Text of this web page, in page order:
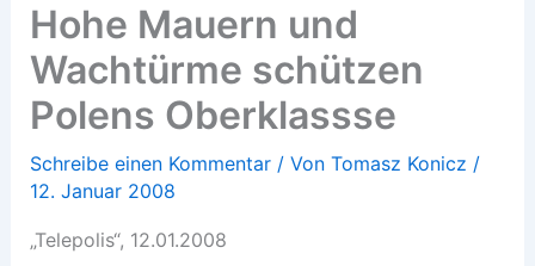
Hohe Mauern und
Wachtürme schützen
Polens Oberklassse
Schreibe einen Kommentar / Von Tomasz Konicz /
12. Januar 2008
„Telepolis“, 12.01.2008